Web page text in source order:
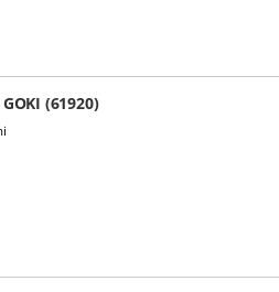
(61920)